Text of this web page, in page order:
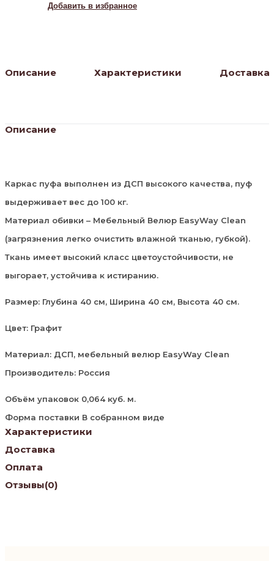
Добавить в избранное
Описание Характеристики Доставка
Описание
Каркас пуфа выполнен из ДСП высокого качества, пуф
выдерживает вес до 100 кг.
Материал обивки – Мебельный Велюр EasyWay Clean
(загрязнения легко очистить влажной тканью, губкой).
Ткань имеет высокий класс цветоустойчивости, не
выгорает, устойчива к истиранию.
Размер: Глубина 40 см, Ширина 40 см, Высота 40 см.
Цвет: Графит
Материал: ДСП, мебельный велюр EasyWay Clean
Производитель: Россия
Объём упаковок 0,064 куб. м.
Форма поставки В собранном виде
Характеристики
Доставка
Оплата
Отзывы(0)